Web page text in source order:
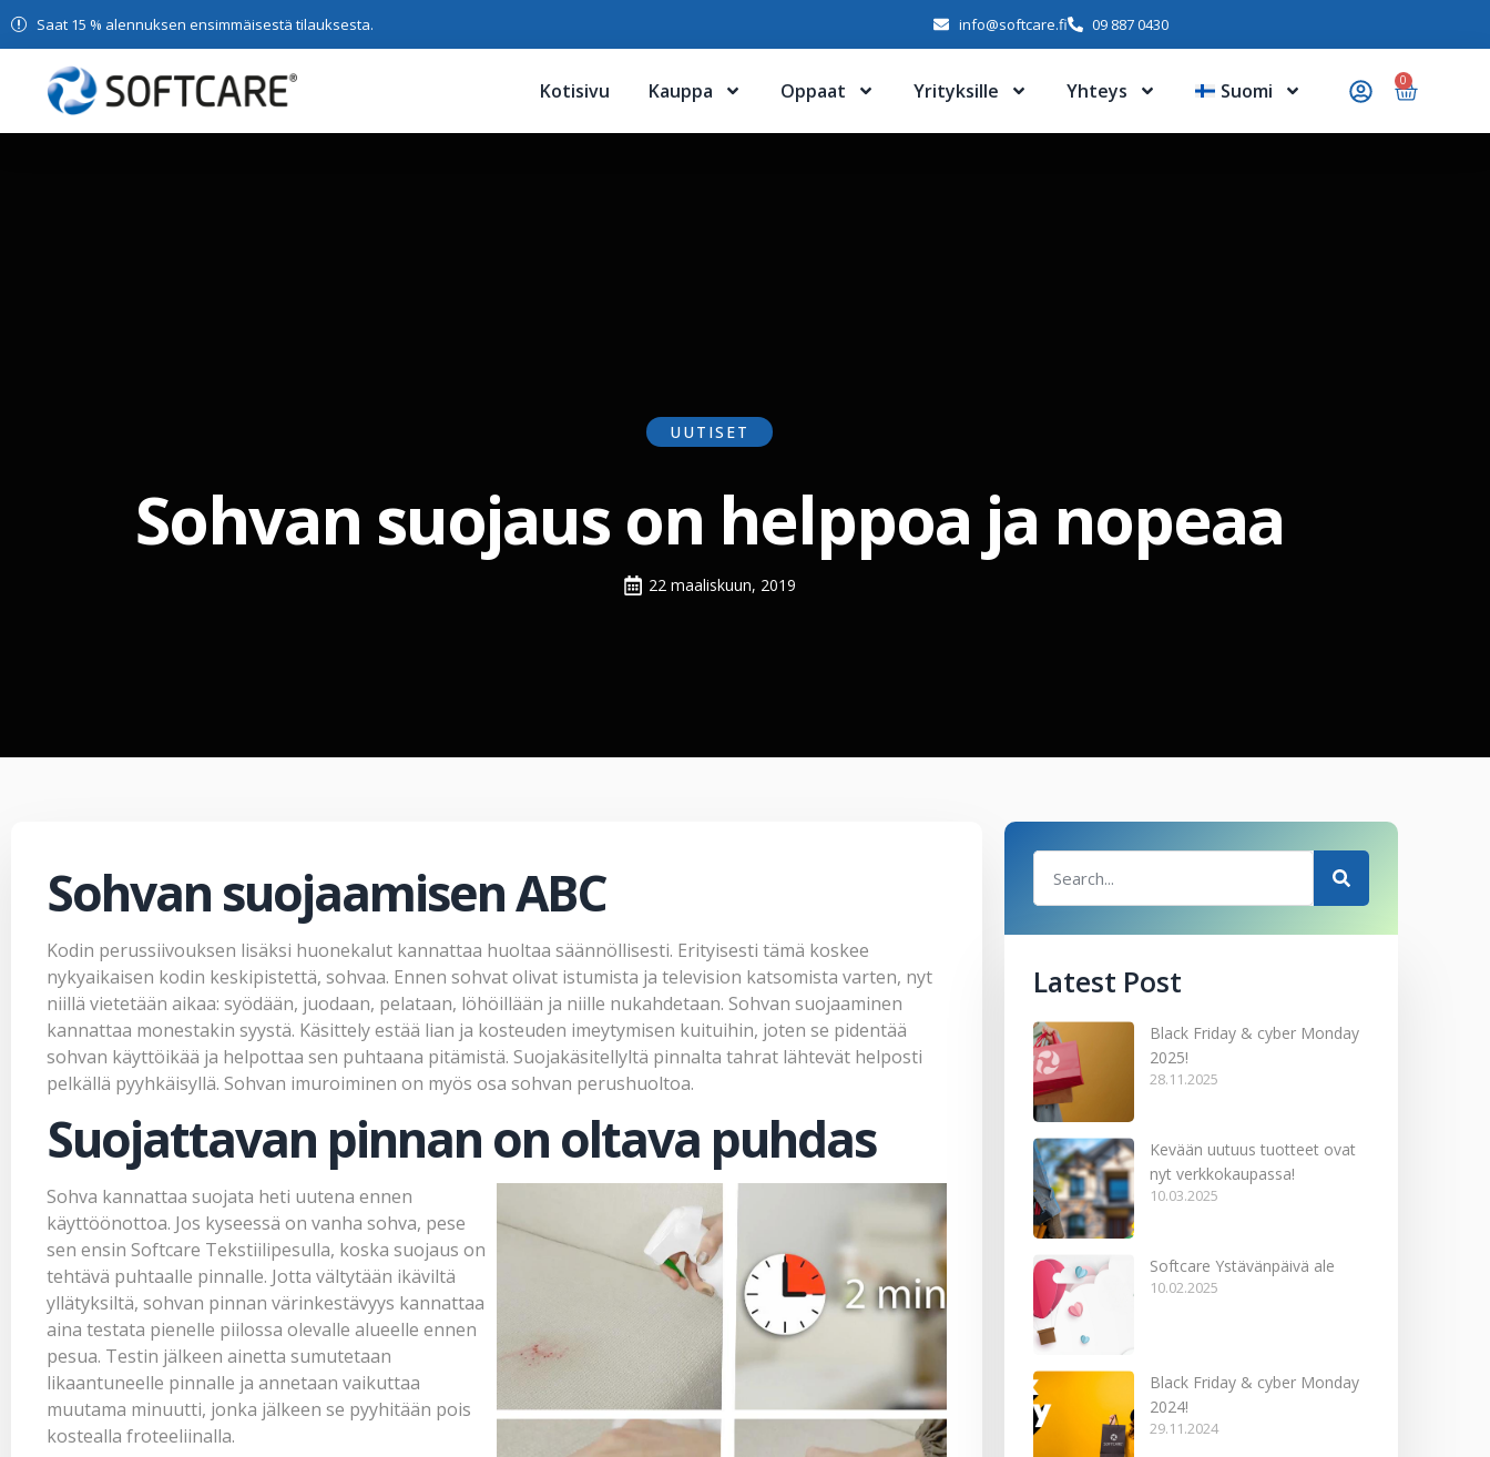
Saat 15 % alennuksen ensimmäisestä tilauksesta. info@softcare.fi 09 887 0430
Kotisivu Kauppa Oppaat Yrityksille Yhteys Suomi 0
UUTISET
Sohvan suojaus on helppoa ja nopeaa
22 maaliskuun, 2019
Sohvan suojaamisen ABC
Kodin perussiivouksen lisäksi huonekalut kannattaa huoltaa säännöllisesti. Erityisesti tämä koskee
nykyaikaisen kodin keskipistettä, sohvaa. Ennen sohvat olivat istumista ja television katsomista varten, nyt
niillä vietetään aikaa: syödään, juodaan, pelataan, löhöillään ja niille nukahdetaan. Sohvan suojaaminen
kannattaa monestakin syystä. Käsittely estää lian ja kosteuden imeytymisen kuituihin, joten se pidentää
sohvan käyttöikää ja helpottaa sen puhtaana pitämistä. Suojakäsitellyltä pinnalta tahrat lähtevät helposti
pelkällä pyyhkäisyllä. Sohvan imuroiminen on myös osa sohvan perushuoltoa.
Suojattavan pinnan on oltava puhdas
Sohva kannattaa suojata heti uutena ennen
käyttöönottoa. Jos kyseessä on vanha sohva, pese
sen ensin Softcare Tekstiilipesulla, koska suojaus on
tehtävä puhtaalle pinnalle. Jotta vältytään ikäviltä
yllätyksiltä, sohvan pinnan värinkestävyys kannattaa
aina testata pienelle piilossa olevalle alueelle ennen
pesua. Testin jälkeen ainetta sumutetaan
likaantuneelle pinnalle ja annetaan vaikuttaa
muutama minuutti, jonka jälkeen se pyyhitään pois
kostealla froteeliinalla.
Latest Post
Black Friday & cyber Monday
2025!
28.11.2025
Kevään uutuus tuotteet ovat
nyt verkkokaupassa!
10.03.2025
Softcare Ystävänpäivä ale
10.02.2025
Black Friday & cyber Monday
2024!
29.11.2024